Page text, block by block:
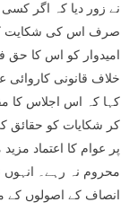
نے زور دیا کہ اگر کسی
صرف اس کی شکایت کا
امیدوار کو اس کا حق
خلاف قانونی کاروائی
کہا کہ اس اجلاس کا
کر شکایات کو حقائق
پر عوام کا اعتماد
محروم نہ رہے۔ انہوں
انصاف کے اصولوں کے